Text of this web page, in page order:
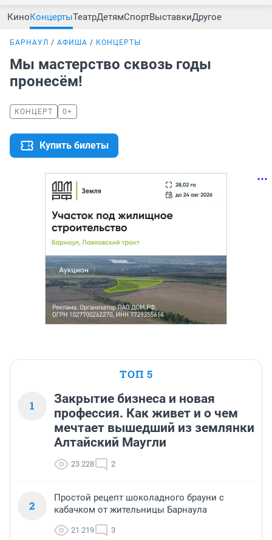
КиноКонцертыТеатрДетямСпортВыставкиДругое
БАРНАУЛ АФИША КОНЦЕРТЫ
Мы мастерство сквозь годы
пронесём!
КОНЦЕРТ 0+
Купить билеты
ТОП 5
1
Закрытие бизнеса и новая
профессия. Как живет и о чем
мечтает вышедший из землянки
Алтайский Маугли
23 228 2
2
Простой рецепт шоколадного брауни с
кабачком от жительницы Барнаула
21 219 3